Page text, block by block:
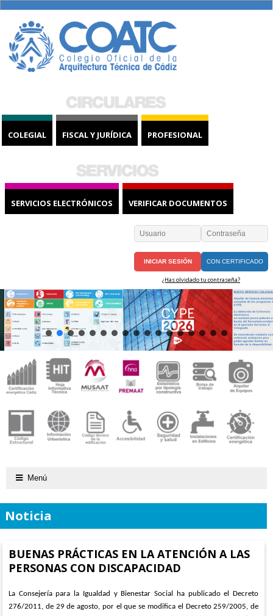
COLEGIAL FISCAL Y JURÍDICA PROFESIONAL
SERVICIOS ELECTRÓNICOS VERIFICAR DOCUMENTOS
CON CERTIFICADO
¿Has olvidado tu contraseña?
Menú
Noticia
BUENAS PRÁCTICAS EN LA ATENCIÓN A LAS
PERSONAS CON DISCAPACIDAD
La Consejería para la Igualdad y Bienestar Social ha publicado el Decreto
276/2011, de 29 de agosto, por el que se modifica el Decreto 259/2005, de